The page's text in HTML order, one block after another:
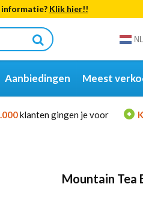
Klik hier!!
NL
Aanbiedingen Meest
klanten gingen je voor
Mountain Tea